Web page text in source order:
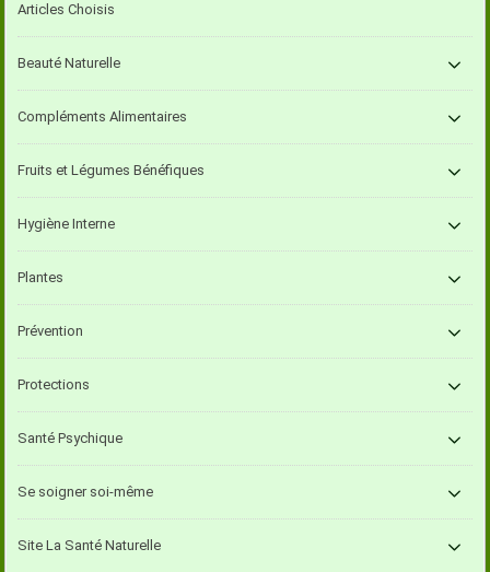
Articles Choisis
Beauté Naturelle
Compléments Alimentaires
Fruits et Légumes Bénéfiques
Hygiène Interne
Plantes
Prévention
Protections
Santé Psychique
Se soigner soi-même
Site La Santé Naturelle